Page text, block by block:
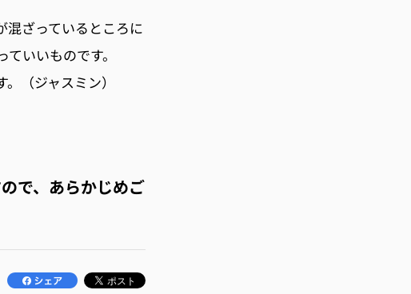
混ざっているところに
いいものです。
（ジャスミン）
で、あらかじめご